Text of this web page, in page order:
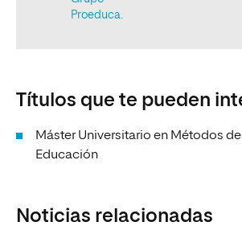
Títulos que te pueden
Máster Universitario en Métodos
Educación
Noticias relacionadas